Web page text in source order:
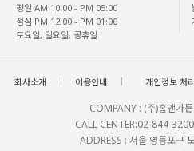
평일 AM 10:00 - PM 05:00
점심 PM 12:00 - PM 01:00
토요일, 일요일, 공휴일
회사소개 이용안내 개인정보 처
COMPANY : (주)홈앤가
CALL CENTER:02-844-
ADDRESS : 서울 영등포구